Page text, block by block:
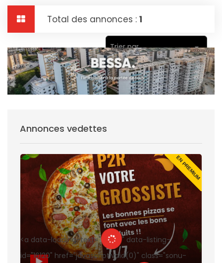
Total des annonces : 1
Trier par
Annonces vedettes
EN PREMIUM
<a data-loading-text="
" data-listing-
id="16120" href="javascript:void(0)" class="sonu-